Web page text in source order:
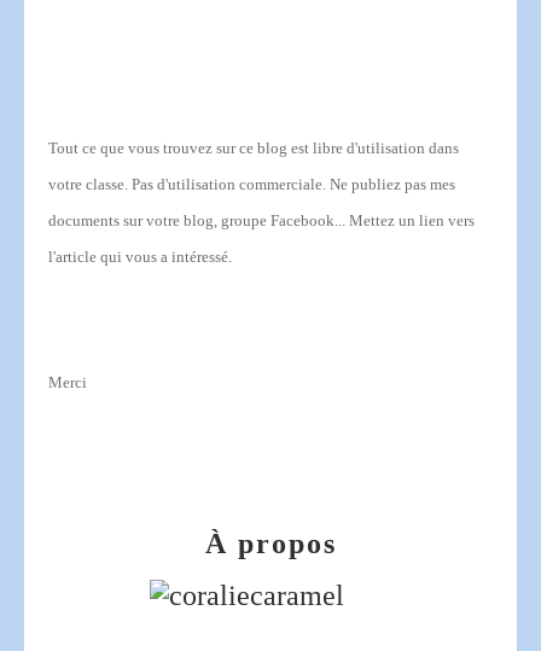
À propos
Tout ce que vous trouvez sur ce blog est libre d'utilisation dans
votre classe. Pas d'utilisation commerciale. Ne publiez pas mes
documents sur votre blog, groupe Facebook... Mettez un lien vers
l'article qui vous a intéressé.
Merci